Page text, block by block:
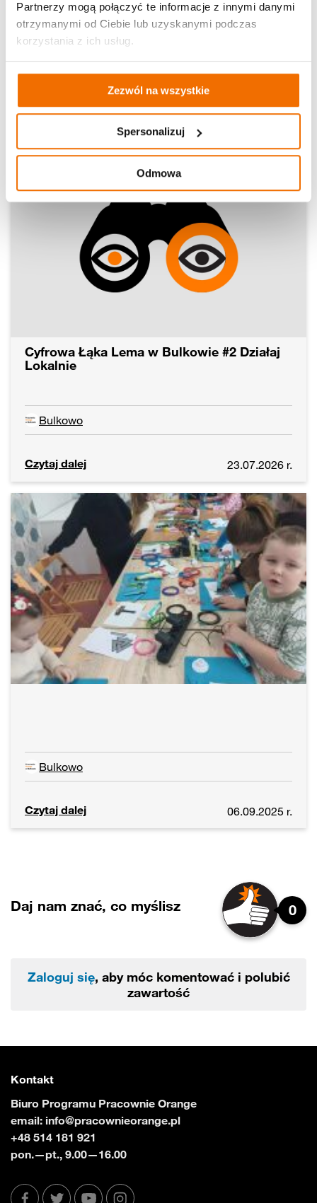
Partnerzy mogą połączyć te informacje z innymi danymi
otrzymanymi od Ciebie lub uzyskanymi podczas
korzystania z ich usług.
Zezwól na wszystkie
Spersonalizuj
Odmowa
Monika Kowalska
Materiały edukacyjne
Cyfrowa Łąka Lema w Bulkowie #2 Działaj
Lokalnie
Bulkowo
Czytaj dalej 23.07.2026 r.
Bulkowo
Czytaj dalej 06.09.2025 r.
Daj nam znać, co myślisz 0
Zaloguj się, aby móc komentować i polubić
zawartość
Kontakt
Biuro Programu Pracownie Orange
email: info@pracownieorange.pl
+48 514 181 921
pon.—pt., 9.00—16.00